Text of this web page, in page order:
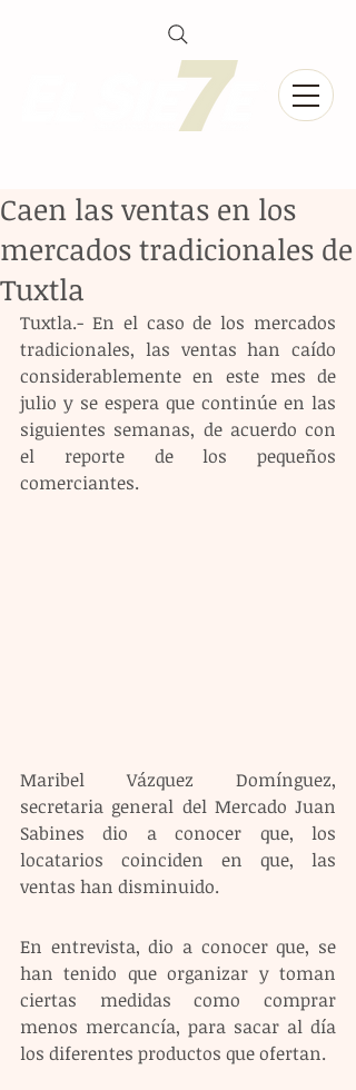
Caen las ventas en los
mercados tradicionales de
Tuxtla
Tuxtla.- En el caso de los mercados
tradicionales, las ventas han caído
considerablemente en este mes de
julio y se espera que continúe en las
siguientes semanas, de acuerdo con
el reporte de los pequeños
comerciantes.
Maribel Vázquez Domínguez,
secretaria general del Mercado Juan
Sabines dio a conocer que, los
locatarios coinciden en que, las
ventas han disminuido.
En entrevista, dio a conocer que, se
han tenido que organizar y toman
ciertas medidas como comprar
menos mercancía, para sacar al día
los diferentes productos que ofertan.